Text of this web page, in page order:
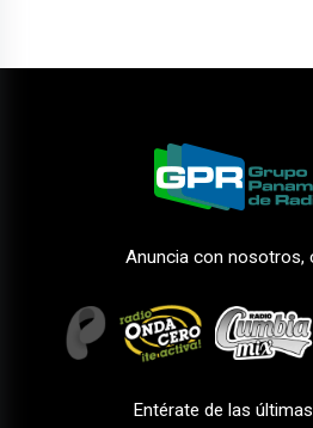
Anuncia con nosotros,
Entérate de las